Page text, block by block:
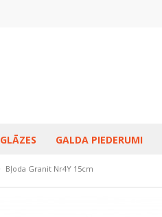
GLĀZES GALDA PIEDERUMI
Bļoda Granit Nr4Y 15cm